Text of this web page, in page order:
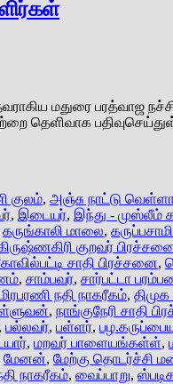
மதுரை பரத்வாஜ
தெளிவாக
குலம், அஞ்சு நாட்டு
, இடையர், இந்து - முஸ்லீம்
கருங்காலி மாலை, கருப்பசாமி
குறவர்
சாதி பிரச்சனை,
, சாம்பவர், சார்பட்டா
நதி நாகரீகம்,
, நாங்குநேரி சாதி
, பல்லவர், பள்ளர்,
, மறவர் பாளையங்கள்ள்,
மேனன், மேற்கு தொடர்ச்சி
நாகரீகம், வைப்பாறு,